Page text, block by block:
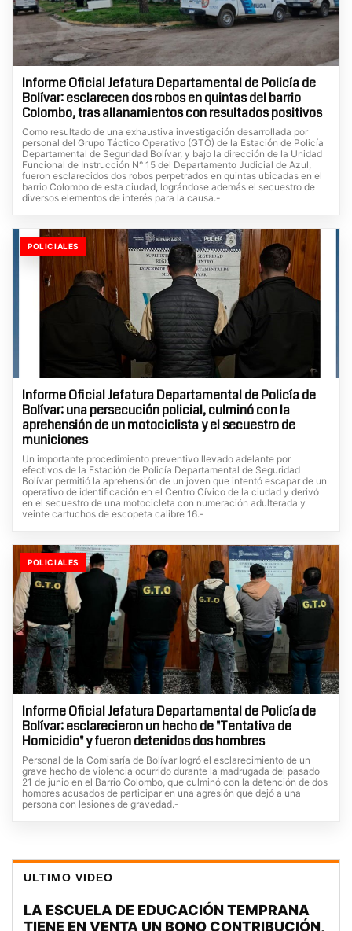
Informe Oficial Jefatura Departamental de Policía de
Bolívar: esclarecen dos robos en quintas del barrio
Colombo, tras allanamientos con resultados positivos
Como resultado de una exhaustiva investigación desarrollada por
personal del Grupo Táctico Operativo (GTO) de la Estación de Policía
Departamental de Seguridad Bolívar, y bajo la dirección de la Unidad
Funcional de Instrucción N° 15 del Departamento Judicial de Azul,
fueron esclarecidos dos robos perpetrados en quintas ubicadas en el
barrio Colombo de esta ciudad, lográndose además el secuestro de
diversos elementos de interés para la causa.-
POLICIALES
Informe Oficial Jefatura Departamental de Policía de
Bolívar: una persecución policial, culminó con la
aprehensión de un motociclista y el secuestro de
municiones
Un importante procedimiento preventivo llevado adelante por
efectivos de la Estación de Policía Departamental de Seguridad
Bolívar permitió la aprehensión de un joven que intentó escapar de un
operativo de identificación en el Centro Cívico de la ciudad y derivó
en el secuestro de una motocicleta con numeración adulterada y
veinte cartuchos de escopeta calibre 16.-
POLICIALES
Informe Oficial Jefatura Departamental de Policía de
Bolívar: esclarecieron un hecho de "Tentativa de
Homicidio" y fueron detenidos dos hombres
Personal de la Comisaría de Bolívar logró el esclarecimiento de un
grave hecho de violencia ocurrido durante la madrugada del pasado
21 de junio en el Barrio Colombo, que culminó con la detención de dos
hombres acusados de participar en una agresión que dejó a una
persona con lesiones de gravedad.-
ULTIMO VIDEO